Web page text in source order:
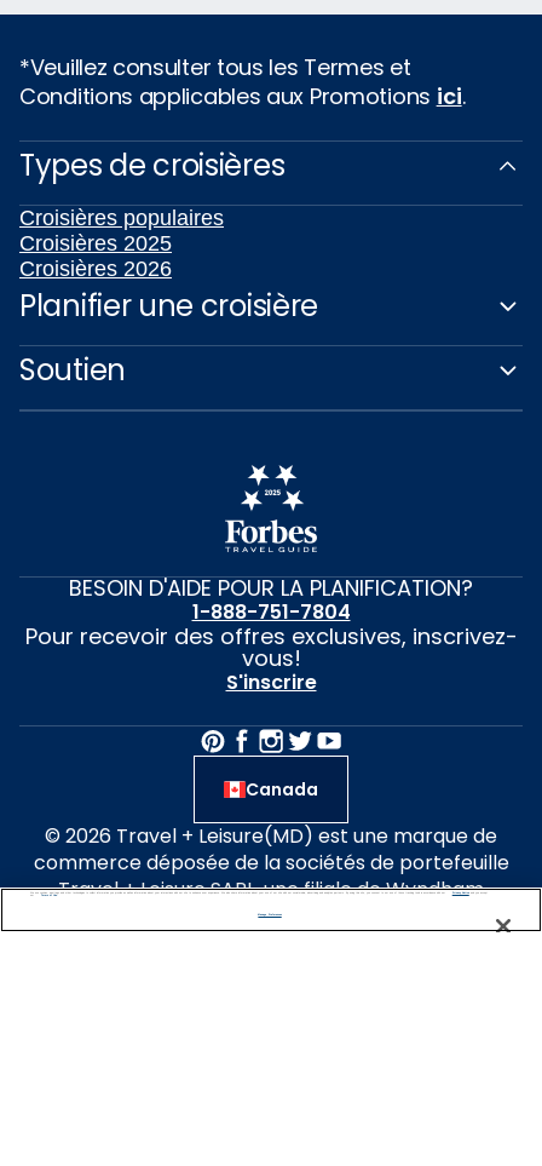
*Veuillez consulter tous les Termes et
Conditions applicables aux Promotions ici.
Types de croisières
Croisières populaires
Croisières 2025
Croisières 2026
Planifier une croisière
Soutien
BESOIN D'AIDE POUR LA PLANIFICATION?
1-888-751-7804
Pour recevoir des offres exclusives, inscrivez-
vous!
S'inscrire
Canada
© 2026 Travel + Leisure(MD) est une marque de
commerce déposée de la sociétés de portefeuille
Travel + Leisure SARL, une filiale de Wyndham
Destinations inc. Le nom Travel + Leisure(MD)
Manage Preferences